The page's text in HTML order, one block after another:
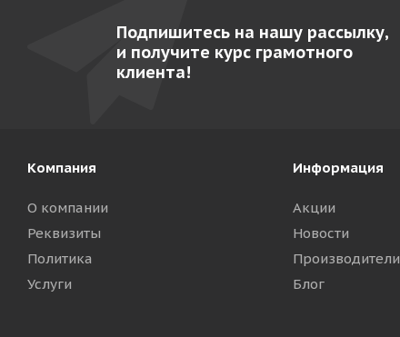
Подпишитесь на нашу рассылку,
и получите курс грамотного
клиента!
Компания
О компании
Реквизиты
Политика
Услуги
Информация
Акции
Новости
Производители
Блог